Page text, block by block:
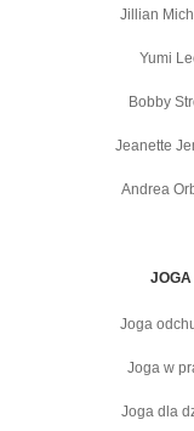
Jillian
Yumi
Bobby
Jeanette
Andrea
JOGA
Joga
Joga w
Joga dla